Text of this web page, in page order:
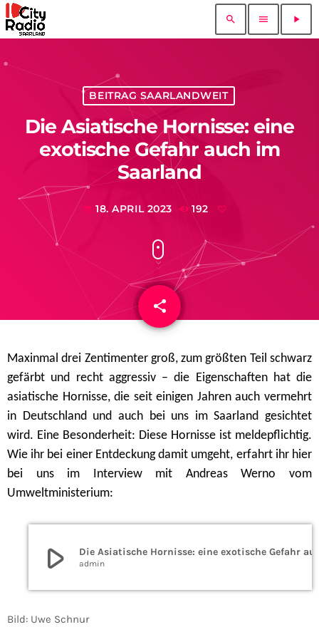
search menu play_arrow
BEITRAG SAARLANDWEIT
Die Asiatische Hornisse: eine
exotische Gefahr auch im
Saarland
today 18. APRIL 2023 192
share
email
Maxinmal drei Zentimenter groß, zum größten Teil schwarz
gefärbt und recht aggressiv – die Eigenschaften hat die
asiatische Hornisse, die seit einigen Jahren auch vermehrt
in Deutschland und auch bei uns im Saarland gesichtet
wird. Eine Besonderheit: Diese Hornisse ist meldepflichtig.
Wie ihr bei einer Entdeckung damit umgeht, erfahrt ihr hier
bei uns im Interview mit Andreas Werno vom
Umweltministerium:
play_arrow admin
Bild: Uwe Schnur